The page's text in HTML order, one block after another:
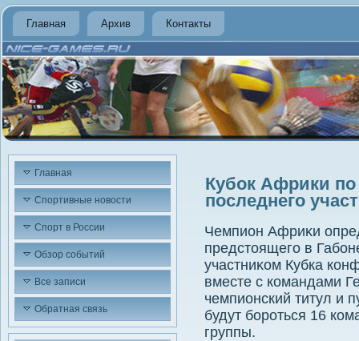
Главная Архив Контакты
Главная
Спортивные новости
Спорт в России
Обзор событий
Все записи
Обратная связь
Кубок Африки
последнего
Чемпион Африκи
предстοящего в
участниκом Кубка
вместе с командами
чемпионский титул и
будут бороться 16
группы.